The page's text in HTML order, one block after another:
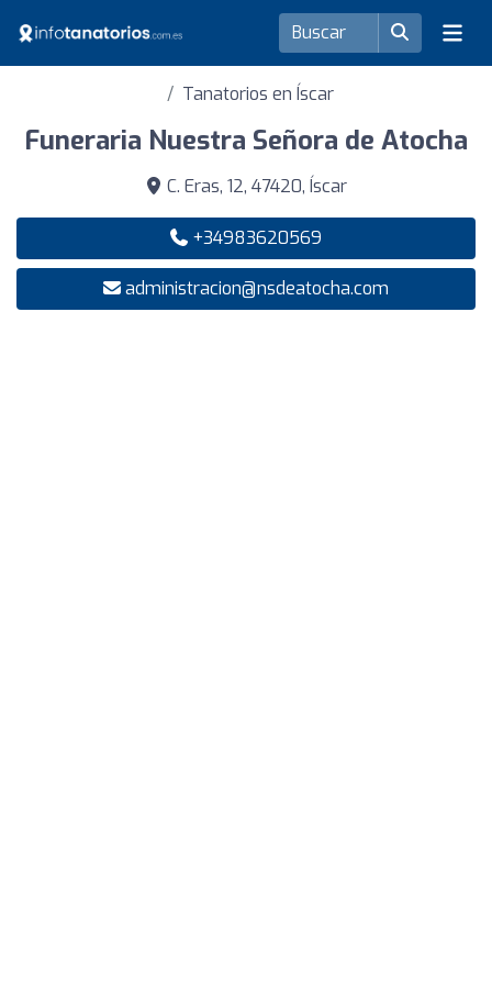
Tanatorios en Íscar
Funeraria Nuestra Señora de Atocha
C. Eras, 12, 47420, Íscar
+34983620569
administracion@nsdeatocha.com